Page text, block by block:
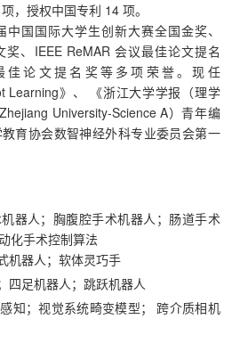
，授权中国专利 14 项。
国国际大学生创新大赛全国金奖、
奖、IEEE ReMAR 会议最佳论文提名
佳论文提名奖等多项荣誉。现任
Learning》、 《浙江大学学报（理学
University-Science A）青年编
育协会数智神经外科专业委员会第一
器人；胸腹腔手术机器人；肠道手术
化手术控制算法
机器人；软体灵巧手
足机器人；跳跃机器人
知；视觉系统畸变模型； 跨介质相机